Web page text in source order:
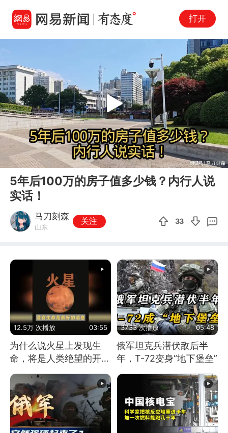
打开
00:00 02:24
Play
5年后100万的房子值多少钱？内行人说
实话！
马刀刻森
山东
关注 33
12.5万 次播放 03:55
为什么说火星上发现生
命，将是人类绝望的开
始？
3733 次播放 05:48
俄军坦克兵潜伏敌后半
年，T-72变身“地下堡垒”